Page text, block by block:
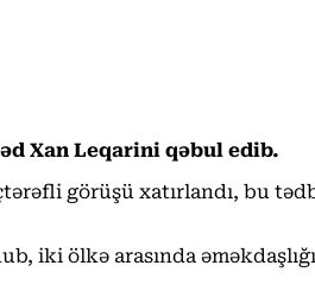
Xan Leqarini qəbul edib.
görüşü xatırlandı, bu
iki ölkə arasında